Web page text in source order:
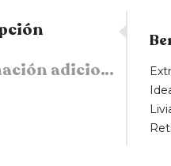
Información adicional